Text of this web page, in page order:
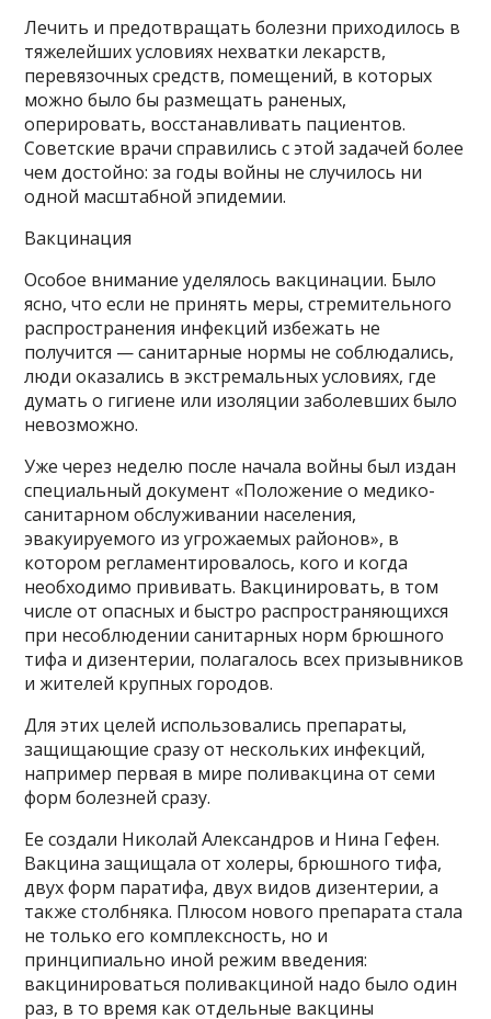
Лечить и предотвращать болезни приходилось в
тяжелейших условиях нехватки лекарств,
перевязочных средств, помещений, в которых
можно было бы размещать раненых,
оперировать, восстанавливать пациентов.
Советские врачи справились с этой задачей более
чем достойно: за годы войны не случилось ни
одной масштабной эпидемии.
Вакцинация
Особое внимание уделялось вакцинации. Было
ясно, что если не принять меры, стремительного
распространения инфекций избежать не
получится — санитарные нормы не соблюдались,
люди оказались в экстремальных условиях, где
думать о гигиене или изоляции заболевших было
невозможно.
Уже через неделю после начала войны был издан
специальный документ «Положение о медико-
санитарном обслуживании населения,
эвакуируемого из угрожаемых районов», в
котором регламентировалось, кого и когда
необходимо прививать. Вакцинировать, в том
числе от опасных и быстро распространяющихся
при несоблюдении санитарных норм брюшного
тифа и дизентерии, полагалось всех призывников
и жителей крупных городов.
Для этих целей использовались препараты,
защищающие сразу от нескольких инфекций,
например первая в мире поливакцина от семи
форм болезней сразу.
Ее создали Николай Александров и Нина Гефен.
Вакцина защищала от холеры, брюшного тифа,
двух форм паратифа, двух видов дизентерии, а
также столбняка. Плюсом нового препарата стала
не только его комплексность, но и
принципиально иной режим введения:
вакцинироваться поливакциной надо было один
раз, в то время как отдельные вакцины